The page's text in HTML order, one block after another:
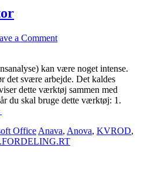
a Comment
kan være noget intense.
det svære arbejde. Det kaldes
dette værktøj sammen med
du skal bruge dette værktøj: 1.
Office Anava, Anova, KVROD,